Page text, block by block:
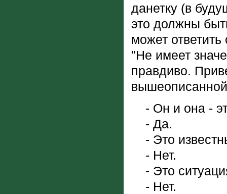
данетку (в
это должны
может
"Не имеет
правдиво.
- Он и она -
- Да.
- Это
- Нет.
- Это
- Нет.